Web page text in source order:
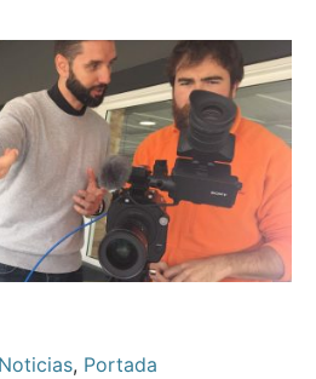
Noticias, Portada